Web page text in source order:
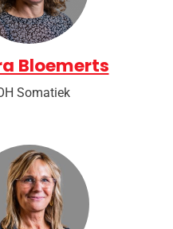
Bloemerts
Somatiek